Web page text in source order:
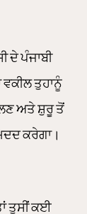
ਦੇ ਪੰਜਾਬੀ
ਤੁਹਾਨੂੰ
ਅਤੇ ਸ਼ੁਰੂ ਤੋਂ
ਕਰੇਗਾ।
ਤੁਸੀਂ ਕਈ